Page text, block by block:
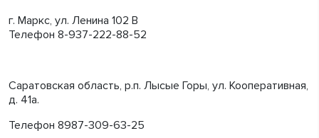
г. Маркс, ул. Ленина 102 В
Телефон 8-937-222-88-52
Саратовская область, р.п. Лысые Горы, ул. Кооперативная,
д. 41а.
Телефон 8987-309-63-25